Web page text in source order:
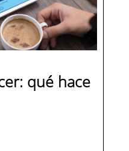
Si te
a un directivo...
qué hace